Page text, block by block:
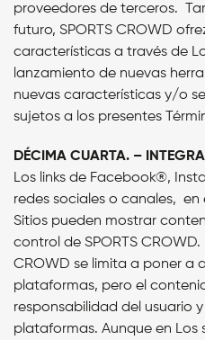
proveedores de terceros.
futuro, SPORTS CROWD
características a través de
lanzamiento de nuevas
nuevas características y/o
sujetos a los presentes
DÉCIMA CUARTA. –
Los links de Facebook®,
redes sociales o canales,
Sitios pueden mostrar
control de SPORTS CROWD.
CROWD se limita a poner a
plataformas, pero el
responsabilidad del usuario
plataformas. Aunque en Los